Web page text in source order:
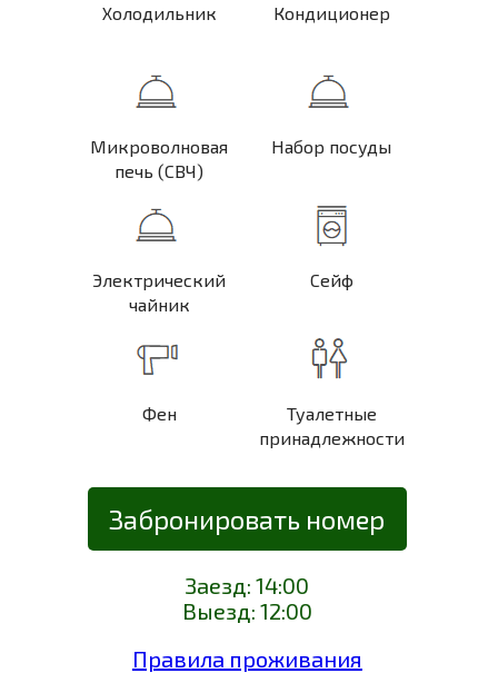
Холодильник Кондиционер
Микроволновая
печь (СВЧ)
Набор посуды
Электрический
чайник
Сейф
Фен
Туалетные
принадлежности
Забронировать номер
Заезд: 14:00
Выезд: 12:00
Правила проживания